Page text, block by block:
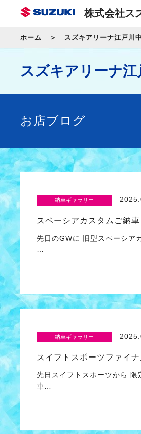
株式会社ス
ホーム スズキアリーナ江戸川
スズキアリーナ江
お店ブログ
納車ギャラリー
スペーシアカスタムご納車
先日のGWに 旧型スペーシア
納車ギャラリー
スイフトスポーツファイ
先日スイフトスポーツから
車…